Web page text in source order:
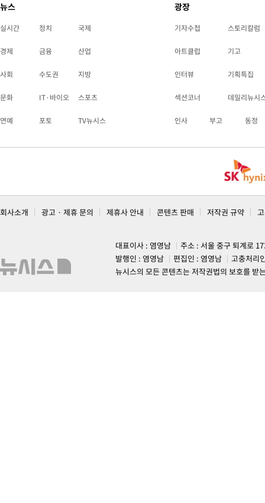
뉴스
실시간 정치 국제
경제 금융 산업
사회 수도권 지방
문화 IT·바이오 스포츠
연예 포토 TV뉴시스
광장
기자수첩 스토리칼럼
아트클럽 기고
인터뷰 기획특집
섹션코너 데일리뉴시
인사 부고 동정
회사소개 광고 · 제휴 문의 제휴사 안내 콘텐츠 판매 저작권 규약
대표이사 : 염영남
주소 : 서울 중구 퇴계로
발행인 : 염영남
편집인 : 염영남
고충처리
뉴시스의 모든 콘텐츠는 저작권법의 보호를